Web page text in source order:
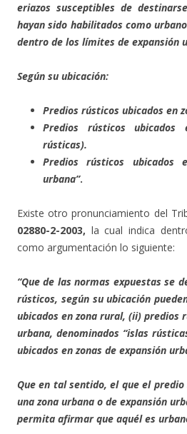
eriazos susceptibles de
hayan sido habilitados como
dentro de los límites de expansión
Según su ubicación:
Predios rústicos ubicados en
Predios rústicos ubicados
rústicas).
Predios rústicos ubicados
urbana”.
Existe otro pronunciamiento del
02880-2-2003, la cual indica
como argumentación lo siguiente:
“Que de las normas expuestas se
rústicos, según su ubicación
ubicados en zona rural, (ii) predios
urbana, denominados “islas
ubicados en zonas de expansión
Que en tal sentido, el que el
una zona urbana o de expansión
permita afirmar que aquél es